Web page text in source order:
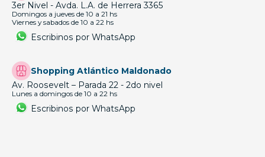
3er Nivel - Avda. L.A. de Herrera 3365
Domingos a jueves de 10 a 21 hs
Viernes y sabados de 10 a 22 hs
Escribinos por WhatsApp
Shopping Atlántico Maldonado
Av. Roosevelt – Parada 22 - 2do nivel
Lunes a domingos de 10 a 22 hs
Escribinos por WhatsApp